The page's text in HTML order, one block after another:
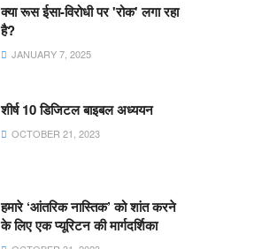
क्या रूस ईसा-विरोधी पर 'रोक' लगा रहा
है?
JANUARY 7, 2025
शीर्ष 10 डिजिटल बाइबल अध्ययन
OCTOBER 21, 2023
हमारे ‘आंतरिक नास्तिक’ को शांत करने
के लिए एक प्यूरिटन की मार्गदर्शिका